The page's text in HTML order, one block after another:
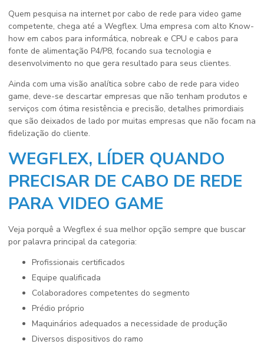
Quem pesquisa na internet por cabo de rede para video game
competente, chega até a Wegflex. Uma empresa com alto Know-
how em cabos para informática, nobreak e CPU e cabos para
fonte de alimentação P4/P8, focando sua tecnologia e
desenvolvimento no que gera resultado para seus clientes.
Ainda com uma visão analítica sobre cabo de rede para video
game, deve-se descartar empresas que não tenham produtos e
serviços com ótima resistência e precisão, detalhes primordiais
que são deixados de lado por muitas empresas que não focam na
fidelização do cliente.
WEGFLEX, LÍDER QUANDO
PRECISAR DE CABO DE REDE
PARA VIDEO GAME
Veja porquê a Wegflex é sua melhor opção sempre que buscar
por palavra principal da categoria:
profissionais certificados
equipe qualificada
colaboradores competentes do segmento
prédio próprio
maquinários adequados a necessidade de produção
diversos dispositivos do ramo